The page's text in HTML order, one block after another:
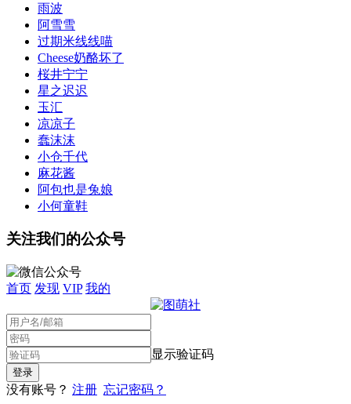
雨波
阿雪雪
过期米线线喵
Cheese奶酪坏了
桜井宁宁
星之迟迟
玉汇
凉凉子
蠢沫沫
小仓千代
麻花酱
阿包也是兔娘
小何童鞋
关注我们的公众号
首页 发现 VIP 我的
显示验证码
没有账号？ 注册 忘记密码？